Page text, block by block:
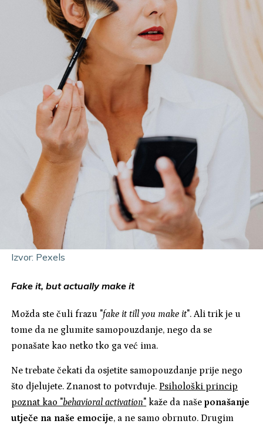
Izvor: Pexels
Fake it, but actually make it
Možda ste čuli frazu "fake it till you make it". Ali trik je u
tome da ne glumite samopouzdanje, nego da se
ponašate kao netko tko ga već ima.
Ne trebate čekati da osjetite samopouzdanje prije nego
što djelujete. Znanost to potvrđuje. Psihološki princip
poznat kao "behavioral activation" kaže da našeponašanje
utječe na naše emocije, a ne samo obrnuto. Drugim